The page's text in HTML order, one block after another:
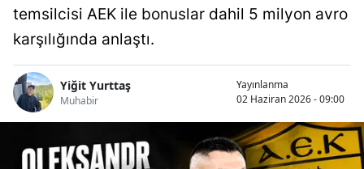
temsilcisi AEK ile bonuslar dahil 5 milyon avro
karşılığında anlaştı.
Yiğit Yurttaş
Muhabir
Yayınlanma
02 Haziran 2026 - 09:00